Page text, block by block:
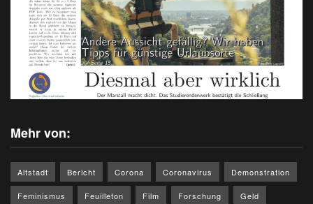
Mehr von:
Altstadt Bericht Corona Coronavirus Demonstration
Feminismus Feuilleton Film Forschung Geld